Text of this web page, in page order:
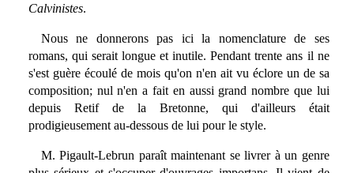
Calvinistes.
Nous ne donnerons pas ici la nomenclature de ses
romans, qui serait longue et inutile. Pendant trente ans il ne
s'est guère écoulé de mois qu'on n'en ait vu éclore un de sa
composition; nul n'en a fait en aussi grand nombre que lui
depuis Retif de la Bretonne, qui d'ailleurs était
prodigieusement au-dessous de lui pour le style.
M. Pigault-Lebrun paraît maintenant se livrer à un genre